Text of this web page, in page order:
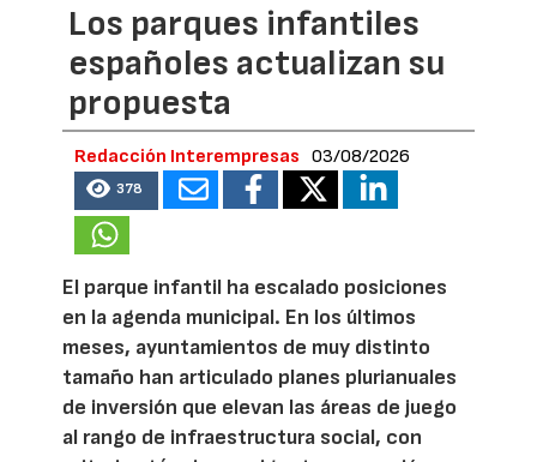
Los parques infantiles
españoles actualizan su
propuesta
Redacción Interempresas 03/08/2026
378
El parque infantil ha escalado posiciones
en la agenda municipal. En los últimos
meses, ayuntamientos de muy distinto
tamaño han articulado planes plurianuales
de inversión que elevan las áreas de juego
al rango de infraestructura social, con